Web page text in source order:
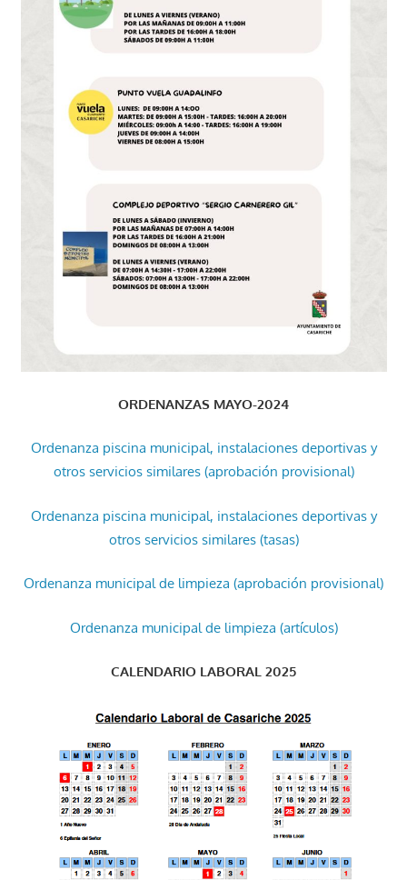
ORDENANZAS MAYO-2024
Ordenanza piscina municipal, instalaciones deportivas y
otros servicios similares (aprobación provisional)
Ordenanza piscina municipal, instalaciones deportivas y
otros servicios similares (tasas)
Ordenanza municipal de limpieza (aprobación provisional)
Ordenanza municipal de limpieza (artículos)
CALENDARIO LABORAL 2025